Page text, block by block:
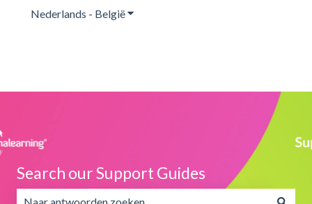
Nederlands - BelgiëSubmenu tonen voor vertalingen
Search our Support Guides